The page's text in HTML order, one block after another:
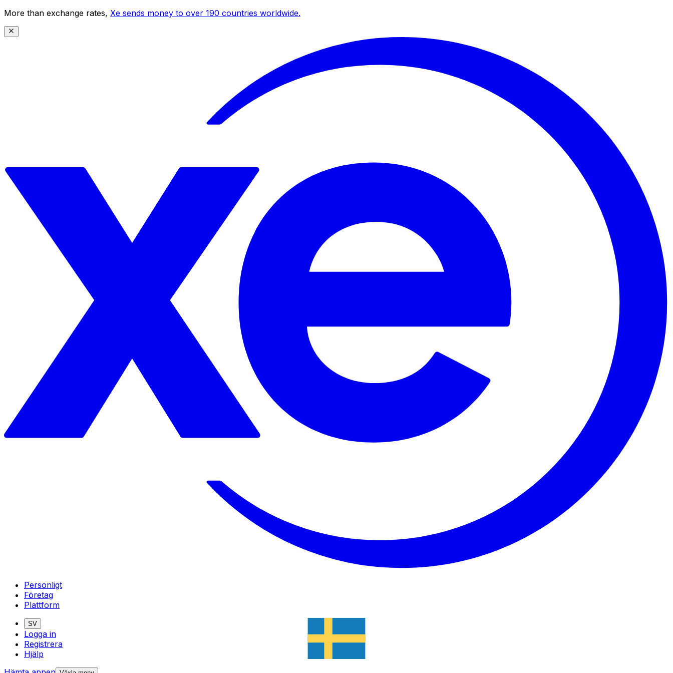
More than exchange rates, Xe sends money to over 190 countries worldwide.
Personligt
Företag
Plattform
SV
Logga in
Registrera
Hjälp